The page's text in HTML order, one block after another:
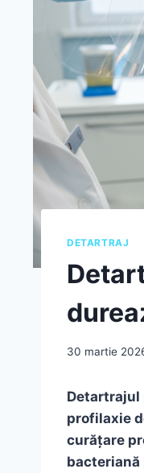
DETARTRAJ
30 martie
Detartrajul
profilaxie
curățare
bacteriană